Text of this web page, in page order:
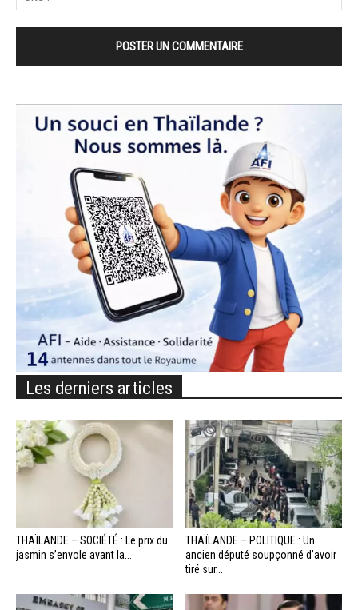
Les derniers articles
THAÏLANDE – SOCIÉTÉ : Le prix du
jasmin s’envole avant la...
THAÏLANDE – POLITIQUE : Un
ancien député soupçonné d’avoir
tiré sur...